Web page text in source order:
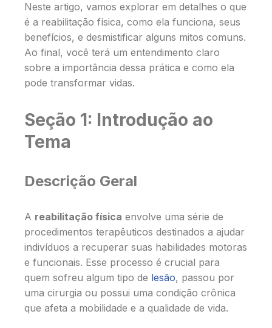
Neste artigo, vamos explorar em detalhes o que
é a reabilitação física, como ela funciona, seus
benefícios, e desmistificar alguns mitos comuns.
Ao final, você terá um entendimento claro
sobre a importância dessa prática e como ela
pode transformar vidas.
Seção 1: Introdução ao
Tema
Descrição Geral
A reabilitação física envolve uma série de
procedimentos terapêuticos destinados a ajudar
indivíduos a recuperar suas habilidades motoras
e funcionais. Esse processo é crucial para
quem sofreu algum tipo de lesão, passou por
uma cirurgia ou possui uma condição crônica
que afeta a mobilidade e a qualidade de vida.